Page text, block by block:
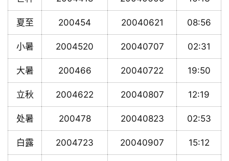
夏至 200454 20040621 08:56
小暑 2004520 20040707 02:31
大暑 200466 20040722 19:50
立秋 2004622 20040807 12:19
处暑 200478 20040823 02:53
白露 2004723 20040907 15:12